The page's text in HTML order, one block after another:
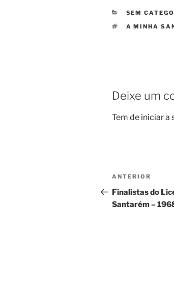
SEM
ETIQUETAS
A MINHA
Deixe um
Tem de iniciar a
Navegação
de
artigos
Conteúdo
anterior
ANTERIOR
Finalistas do
Santarém –